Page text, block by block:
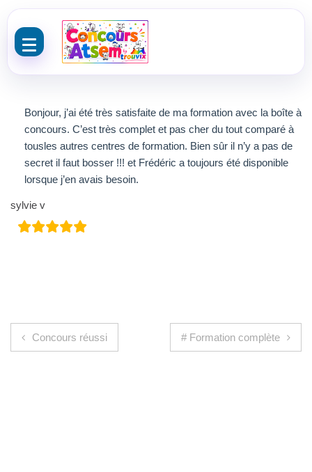
Bonjour, j’ai été très satisfaite de ma formation avec la boîte à
concours. C’est très complet et pas cher du tout comparé à
tousles autres centres de formation. Bien sûr il n’y a pas de
secret il faut bosser !!! et Frédéric a toujours été disponible
lorsque j’en avais besoin.
sylvie v
Navigation de l’article
Concours réussi # Formation complète